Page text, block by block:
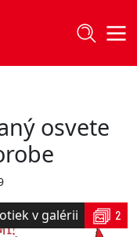
osvete
v galérii 2